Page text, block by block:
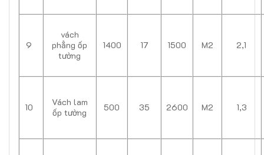
9
vách
phẳng ốp
tường
1400 17 1500 M2 2,1
10
Vách lam
ốp tường
500 35 2600 M2 1,3